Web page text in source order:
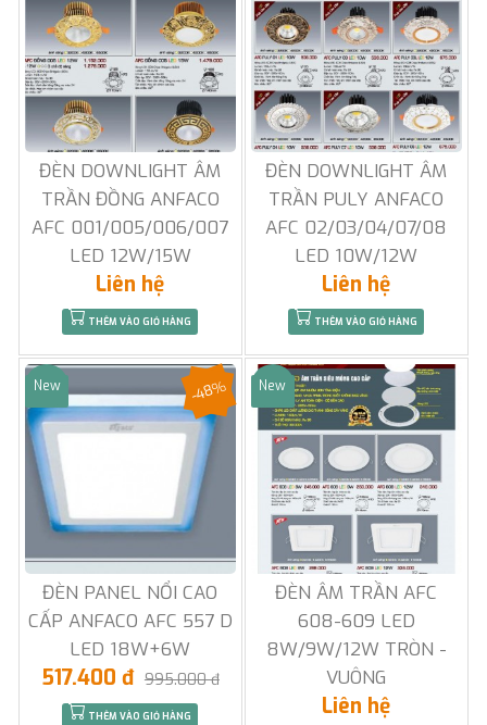
ĐÈN DOWNLIGHT ÂM
TRẦN ĐỒNG ANFACO
AFC 001/005/006/007
LED 12W/15W
Liên hệ
THÊM VÀO GIỎ HÀNG
ĐÈN DOWNLIGHT ÂM
TRẦN PULY ANFACO
AFC 02/03/04/07/08
LED 10W/12W
Liên hệ
THÊM VÀO GIỎ HÀNG
Sale
New
ĐÈN PANEL NỔI CAO
CẤP ANFACO AFC 557 D
LED 18W+6W
-48%
517.400 đ 995.000 đ
THÊM VÀO GIỎ HÀNG
Sale
New
ĐÈN ÂM TRẦN AFC
608-609 LED
8W/9W/12W TRÒN -
VUÔNG
Liên hệ